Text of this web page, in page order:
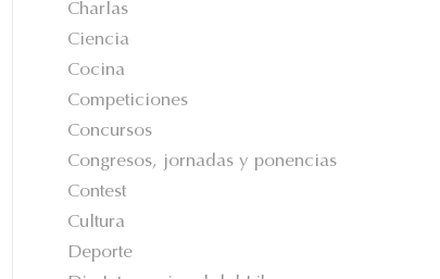
Charlas
Ciencia
Cocina
Competiciones
Concursos
Congresos, jornadas y ponencias
Contest
Cultura
Deporte